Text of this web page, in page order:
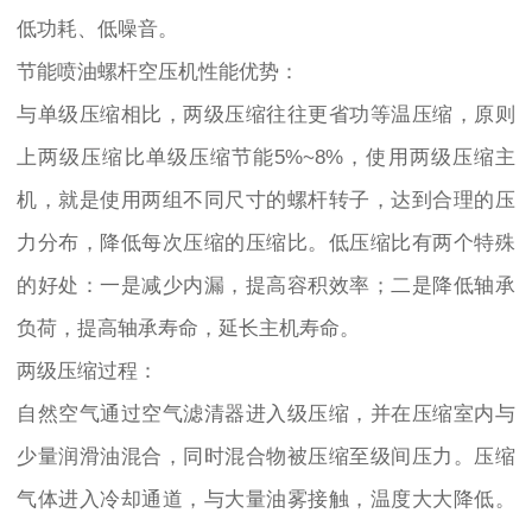
低功耗、低噪音。
节能喷油螺杆空压机性能优势：
与单级压缩相比，两级压缩往往更省功等温压缩，原则
上两级压缩比单级压缩节能5%~8%，使用两级压缩主
机，就是使用两组不同尺寸的螺杆转子，达到合理的压
力分布，降低每次压缩的压缩比。低压缩比有两个特殊
的好处：一是减少内漏，提高容积效率；二是降低轴承
负荷，提高轴承寿命，延长主机寿命。
两级压缩过程：
自然空气通过空气滤清器进入级压缩，并在压缩室内与
少量润滑油混合，同时混合物被压缩至级间压力。压缩
气体进入冷却通道，与大量油雾接触，温度大大降低。